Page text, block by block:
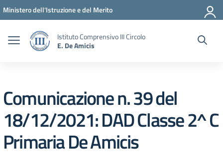
Vai ai contenuti
Vai al menu di navigazione
Vai al footer
Ministero dell'Istruzione e del Merito
Istituto Comprensivo III Circolo
E. De Amicis
Comunicazione n. 39 del
18/12/2021: DAD Classe 2^ C
Primaria De Amicis